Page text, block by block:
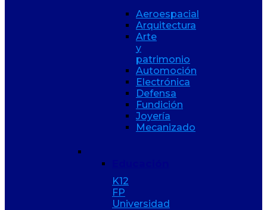
Aeroespacial
Arquitectura
Arte
y
patrimonio
Automoción
Electrónica
Defensa
Fundición
Joyería
Mecanizado
K12
FP
Universidad